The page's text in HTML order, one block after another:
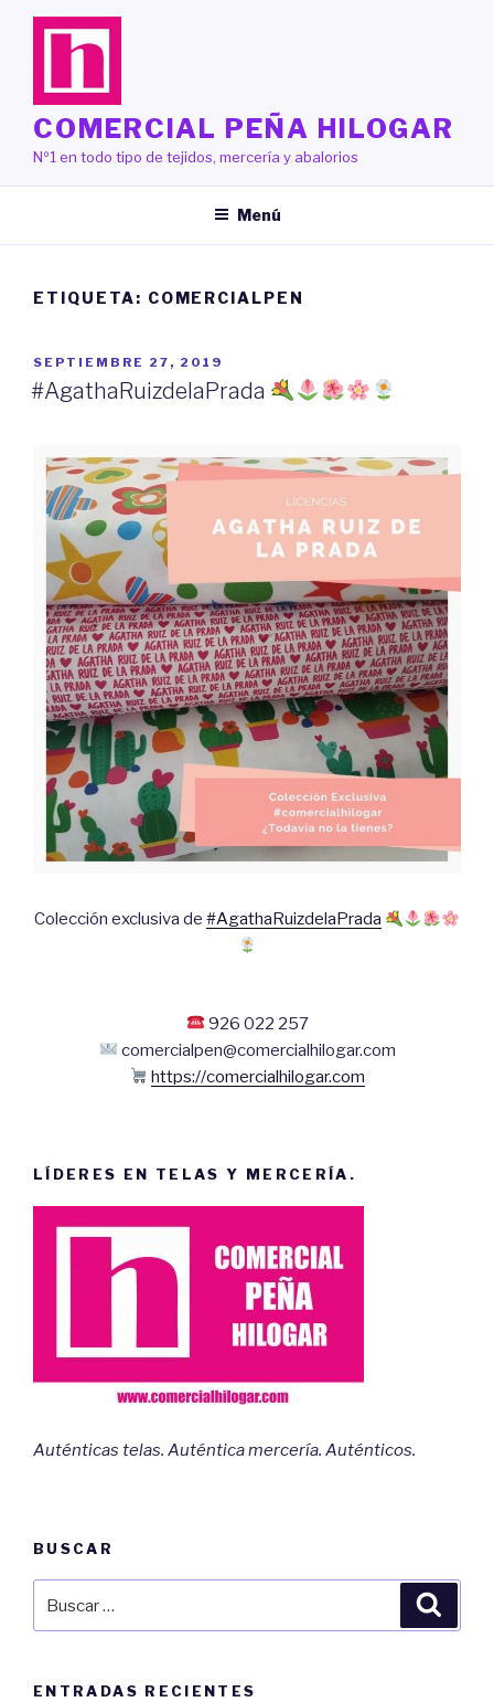
Saltar
COMERCIAL PEÑA HILOGAR
Nº1 en todo tipo de tejidos, mercería y abalorios
Menú
ETIQUETA: COMERCIALPEN
PUBLICADO
EL
SEPTIEMBRE 27, 2019
#AgathaRuizdelaPrada
Colección exclusiva de #AgathaRuizdelaPrada
926 022 257
comercialpen@comercialhilogar.com
https://comercialhilogar.com
LÍDERES EN TELAS Y MERCERÍA.
Auténticas telas. Auténtica mercería. Auténticos.
BUSCAR
ENTRADAS RECIENTES